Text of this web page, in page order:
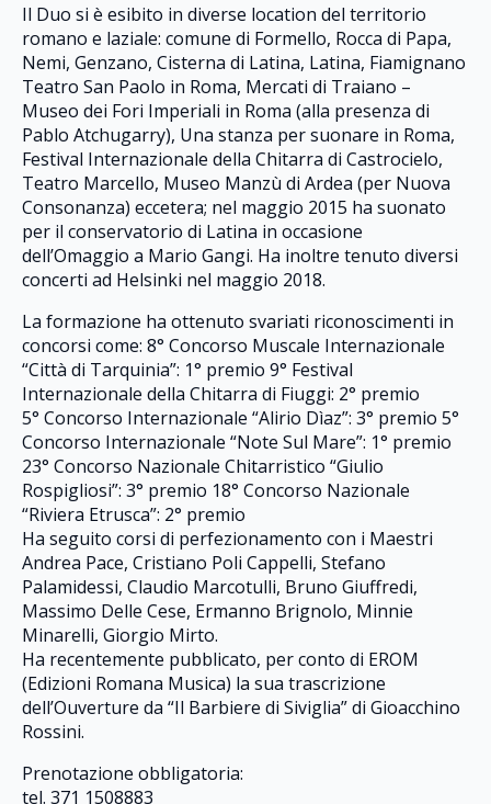
Il Duo si è esibito in diverse location del territorio
romano e laziale: comune di Formello, Rocca di Papa,
Nemi, Genzano, Cisterna di Latina, Latina, Fiamignano
Teatro San Paolo in Roma, Mercati di Traiano –
Museo dei Fori Imperiali in Roma (alla presenza di
Pablo Atchugarry), Una stanza per suonare in Roma,
Festival Internazionale della Chitarra di Castrocielo,
Teatro Marcello, Museo Manzù di Ardea (per Nuova
Consonanza) eccetera; nel maggio 2015 ha suonato
per il conservatorio di Latina in occasione
dell’Omaggio a Mario Gangi. Ha inoltre tenuto diversi
concerti ad Helsinki nel maggio 2018.
La formazione ha ottenuto svariati riconoscimenti in
concorsi come: 8° Concorso Muscale Internazionale
“Città di Tarquinia”: 1° premio 9° Festival
Internazionale della Chitarra di Fiuggi: 2° premio
5° Concorso Internazionale “Alirio Dìaz”: 3° premio 5°
Concorso Internazionale “Note Sul Mare”: 1° premio
23° Concorso Nazionale Chitarristico “Giulio
Rospigliosi”: 3° premio 18° Concorso Nazionale
“Riviera Etrusca”: 2° premio
Ha seguito corsi di perfezionamento con i Maestri
Andrea Pace, Cristiano Poli Cappelli, Stefano
Palamidessi, Claudio Marcotulli, Bruno Giuffredi,
Massimo Delle Cese, Ermanno Brignolo, Minnie
Minarelli, Giorgio Mirto.
Ha recentemente pubblicato, per conto di EROM
(Edizioni Romana Musica) la sua trascrizione
dell’Ouverture da “Il Barbiere di Siviglia” di Gioacchino
Rossini.
Prenotazione obbligatoria:
tel. 371 1508883